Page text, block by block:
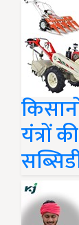
यंत्रों